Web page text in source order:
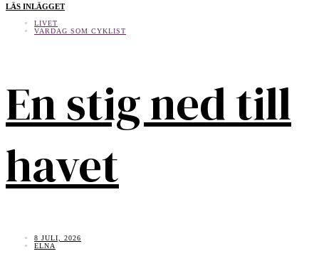
LÄS INLÄGGET
LIVET
VARDAG SOM CYKLIST
En stig ned till
havet
8 JULI, 2026
ELNA